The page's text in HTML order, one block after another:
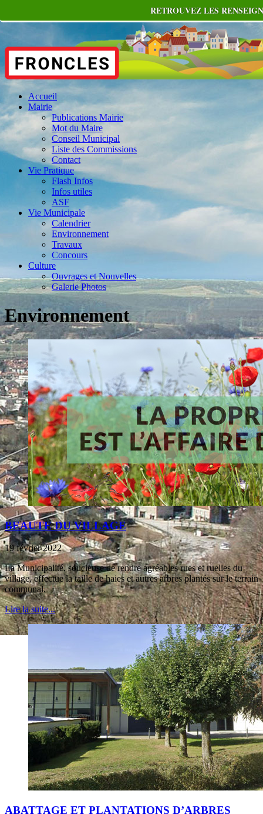
Accueil
Mairie
Publications Mairie
Mot du Maire
Conseil Municipal
Liste des Commissions
Contact
Vie Pratique
Flash Infos
Infos utiles
ASF
Vie Municipale
Calendrier
Environnement
Travaux
Concours
Culture
Ouvrages et Nouvelles
Galerie Photos
Environnement
BEAUTE DU VILLAGE
19 février 2022
La Municipalité, soucieuse de rendre agréables rues et ruelles du
village, effectue la taille de haies et autres arbres plantés sur le terrain
communal.
Lire la suite...
ABATTAGE ET PLANTATIONS D’ARBRES
RETROUVEZ LES